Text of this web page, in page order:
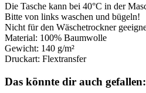
Die Tasche kann bei 40°C in der
Bitte von links waschen und bügeln!
Nicht für den Wäschetrockner
Material: 100% Baumwolle
Gewicht: 140 g/m²
Druckart: Flextransfer
Das könnte dir auch gefallen: